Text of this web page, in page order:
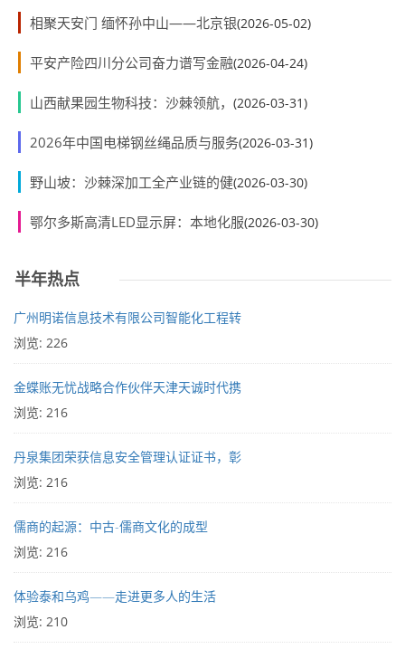
相聚天安门 缅怀孙中山——北京银(2026-05-02)
平安产险四川分公司奋力谱写金融(2026-04-24)
山西献果园生物科技：沙棘领航， (2026-03-31)
2026年中国电梯钢丝绳品质与服务(2026-03-31)
野山坡：沙棘深加工全产业链的健(2026-03-30)
鄂尔多斯高清LED显示屏：本地化服(2026-03-30)
半年热点
广州明诺信息技术有限公司智能化工程转
浏览: 226
金蝶账无忧战略合作伙伴天津天诚时代携
浏览: 216
丹泉集团荣获信息安全管理认证证书，彰
浏览: 216
儒商的起源：中古-儒商文化的成型
浏览: 216
体验泰和乌鸡——走进更多人的生活
浏览: 210